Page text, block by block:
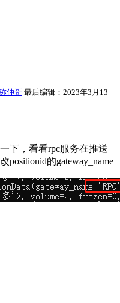
仲哥 最后编辑： 2023年3月13
下，看看rpc服务在推送
positionid的gateway_name